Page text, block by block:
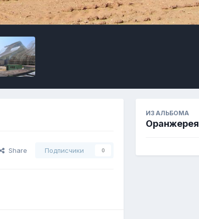
Share Подписчики 0
ИЗ АЛЬБОМА
Оранжерея